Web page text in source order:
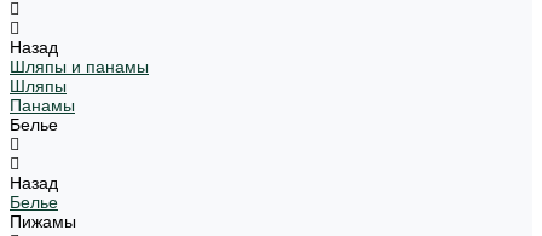
Назад
Шляпы и панамы
Шляпы
Панамы
Белье
Назад
Белье
Пижамы